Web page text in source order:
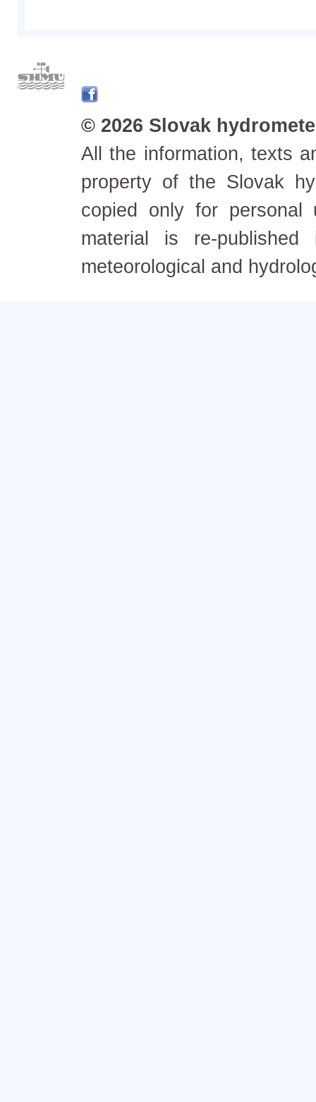
© 2026 Slovak
All the information, texts
property of the Slovak
copied only for personal
material is re-
meteorological and